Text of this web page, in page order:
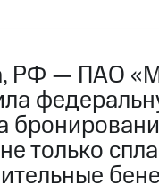
РФ — ПАО
только